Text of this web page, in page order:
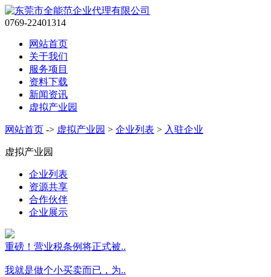
0769-22401314
网站首页
关于我们
服务项目
资料下载
新闻资讯
虚拟产业园
网站首页 -> 虚拟产业园 > 企业列表 > 入驻企业
虚拟产业园
企业列表
资源共享
合作伙伴
企业展示
重磅！营业税条例将正式被..
我就是做个小买卖而已，为..